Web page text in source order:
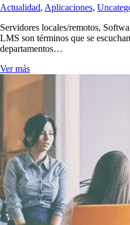
Actualidad, Aplicaciones,
Servidores locales/remotos,
LMS son términos que se
departamentos…
Ver más